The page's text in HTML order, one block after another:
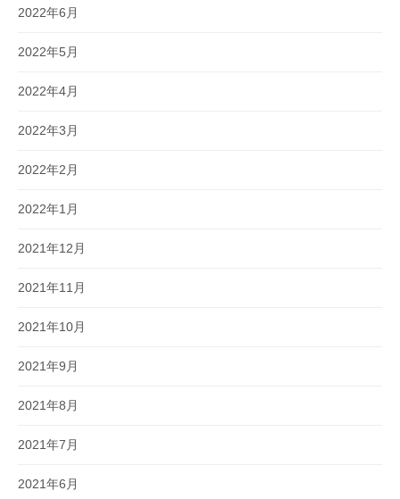
2022年6月
2022年5月
2022年4月
2022年3月
2022年2月
2022年1月
2021年12月
2021年11月
2021年10月
2021年9月
2021年8月
2021年7月
2021年6月